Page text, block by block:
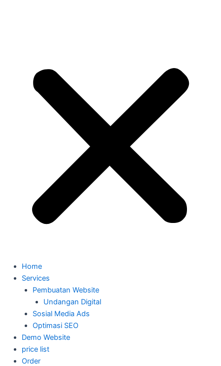
Home
Services
Pembuatan Website
Undangan Digital
Sosial Media Ads
Optimasi SEO
Demo Website
price list
Order